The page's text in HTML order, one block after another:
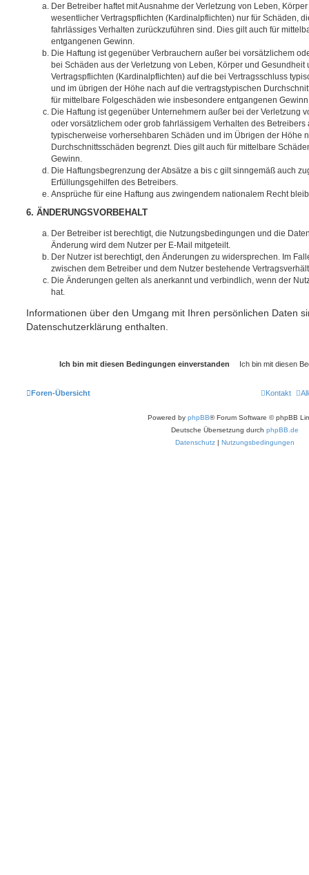
Der Betreiber haftet mit Ausnahme der Verletzung von Leben,
wesentlicher Vertragspflichten (Kardinalpflichten) nur für Schäden,
fahrlässiges Verhalten zurückzuführen sind. Dies gilt auch für
entgangenen Gewinn.
Die Haftung ist gegenüber Verbrauchern außer bei vorsätzlichem
bei Schäden aus der Verletzung von Leben, Körper und
Vertragspflichten (Kardinalpflichten) auf die bei Vertragsschluss
und im übrigen der Höhe nach auf die vertragstypischen
für mittelbare Folgeschäden wie insbesondere entgangenen
Die Haftung ist gegenüber Unternehmern außer bei der Verletzung
oder vorsätzlichem oder grob fahrlässigem Verhalten des Betreibers
typischerweise vorhersehbaren Schäden und im Übrigen der Höhe
Durchschnittsschäden begrenzt. Dies gilt auch für mittelbare
Gewinn.
Die Haftungsbegrenzung der Absätze a bis c gilt sinngemäß auch
Erfüllungsgehilfen des Betreibers.
Ansprüche für eine Haftung aus zwingendem nationalem Recht
6. ÄNDERUNGSVORBEHALT
Der Betreiber ist berechtigt, die Nutzungsbedingungen und die
Änderung wird dem Nutzer per E-Mail mitgeteilt.
Der Nutzer ist berechtigt, den Änderungen zu widersprechen. Im
zwischen dem Betreiber und dem Nutzer bestehende
Die Änderungen gelten als anerkannt und verbindlich, wenn der
hat.
Informationen über den Umgang mit Ihren persönlichen Daten
Datenschutzerklärung enthalten.
Foren-Übersicht Kontakt
Powered by phpBB® Forum Software © phpBB
Deutsche Übersetzung durch phpBB.de
Datenschutz | Nutzungsbedingungen